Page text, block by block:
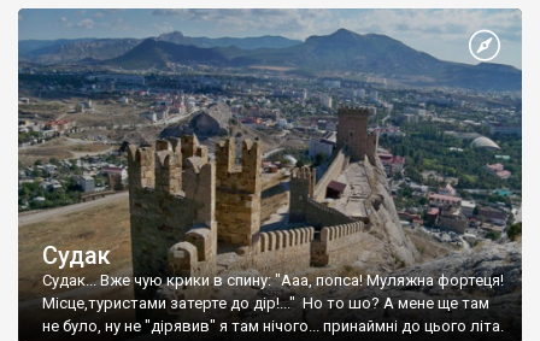
Судак
Судак... Вже чую крики в спину: "Ааа, попса! Муляжна фортеця!
Місце,туристами затерте до дір!..." Но то шо? А мене ще там
не було, ну не "дірявив" я там нічого... принаймні до цього літа.